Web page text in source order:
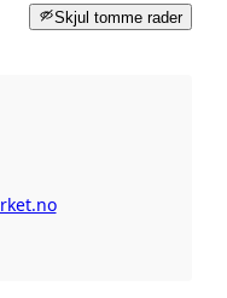
Skjul tomme rader